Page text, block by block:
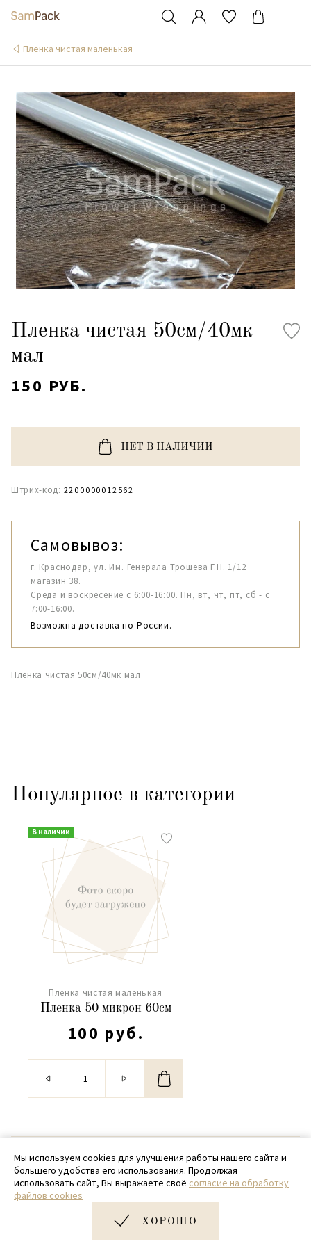
Пленка чистая маленькая
Пленка чистая 50см/40мк
мал
150 РУБ.
НЕТ В НАЛИЧИИ
Штрих-код: 2200000012562
Самовывоз:
г. Краснодар, ул. Им. Генерала Трошева Г.Н. 1/12
магазин 38.
Среда и воскресение с 6:00-16:00. Пн, вт, чт, пт, сб - с
7:00-16:00.
Возможна доставка по России.
Пленка чистая 50см/40мк мал
Популярное в категории
В наличии
Пленка чистая маленькая
Пленка 50 микрон 60см
100 руб.
© 2020 - 2026 SamPack
+ 7 (918) 699-97-87
zakaz@sampack.store
Мы используем cookies для улучшения работы нашего сайта и
большего удобства его использования. Продолжая
использовать сайт, Вы выражаете своё согласие на обработку
файлов cookies
ХОРОШО